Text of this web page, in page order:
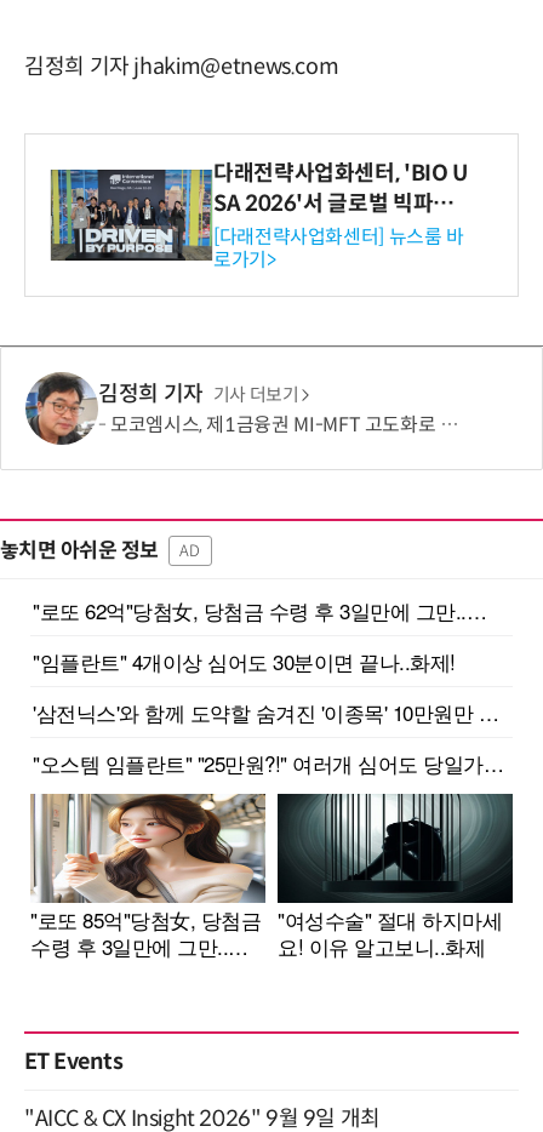
김정희 기자 jhakim@etnews.com
다래전략사업화센터, 'BIO U
SA 2026'서 글로벌 빅파마
와의 비즈니스 미팅 지원…K
-바이오 해외 진출 교두보 확
보
[다래전략사업화센터] 뉴스룸 바
로가기>
김정희 기자 기사 더보기
모코엠시스, 제1금융권 MI-MFT 고도화로 대규모 인프라 통합 역량 입증
놓치면 아쉬운 정보 AD
ET Events
"AICC & CX Insight 2026" 9월 9일 개최